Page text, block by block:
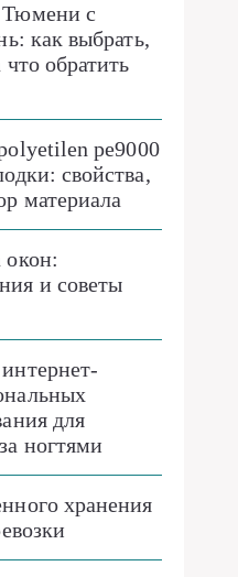
с
как выбрать,
обратить
pe9000
свойства,
материала
окон:
и советы
для
ногтями
хранения